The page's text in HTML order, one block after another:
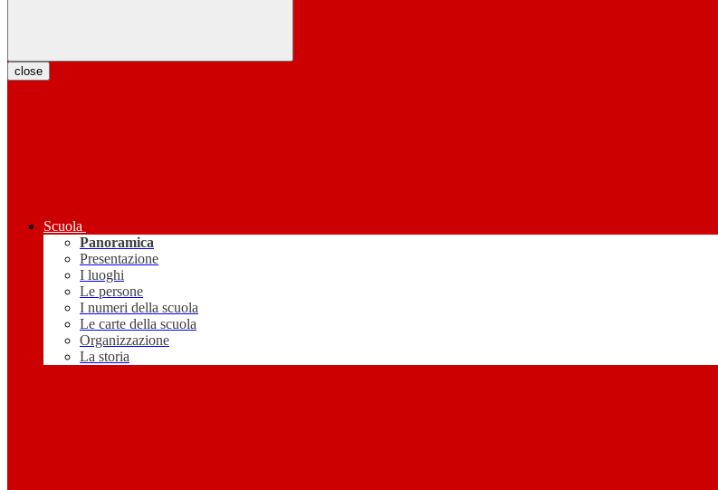
close
Scuola
Panoramica
Presentazione
I luoghi
Le persone
I numeri della scuola
Le carte della scuola
Organizzazione
La storia